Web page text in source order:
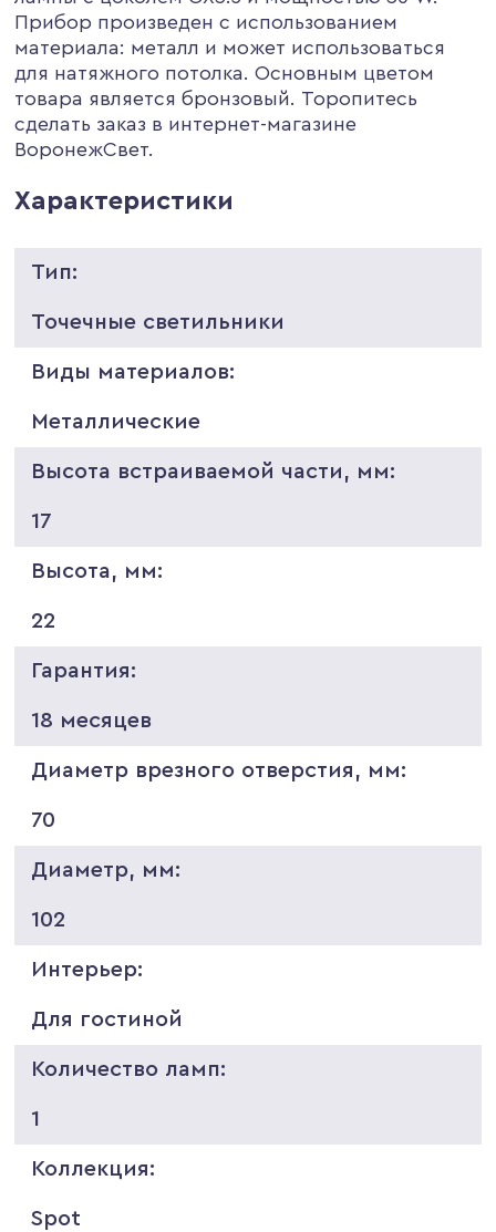
Прибор произведен с использованием
материала: металл и может использоваться
для натяжного потолка. Основным цветом
товара является бронзовый. Торопитесь
сделать заказ в интернет-магазине
ВоронежСвет.
Характеристики
Тип:
Точечные светильники
Виды материалов:
Металлические
Высота встраиваемой части, мм:
17
Высота, мм:
22
Гарантия:
18 месяцев
Диаметр врезного отверстия, мм:
70
Диаметр, мм:
102
Интерьер:
Для гостиной
Количество ламп:
1
Коллекция:
Spot